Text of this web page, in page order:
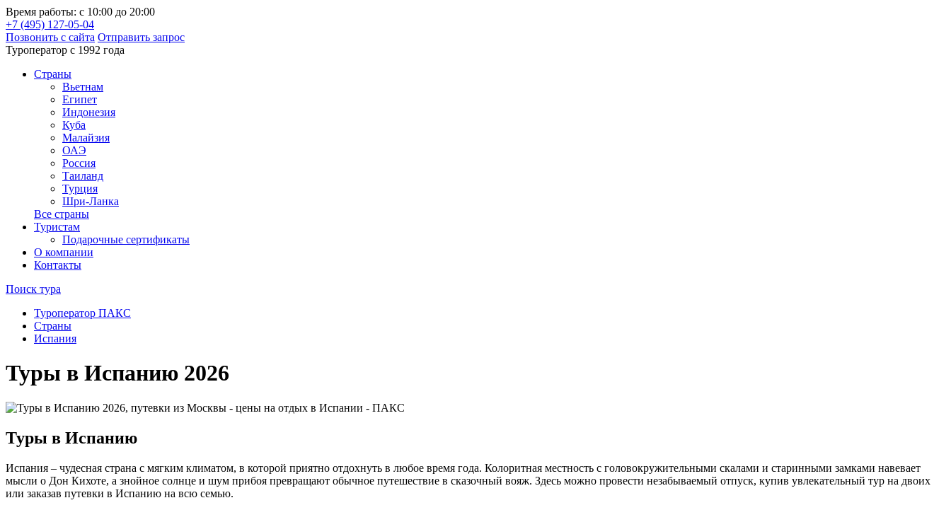
Время работы: с 10:00 до 20:00
+7 (495) 127-05-04
Позвонить с сайта Отправить запрос
Туроператор с 1992 года
Cтраны
Вьетнам
Египет
Индонезия
Куба
Малайзия
ОАЭ
Россия
Таиланд
Турция
Шри-Ланка
Все страны
Туристам
Подарочные сертификаты
О компании
Контакты
Поиск тура
Туроператор ПАКС
Cтраны
Испания
Туры в Испанию 2026
Туры в Испанию
Испания – чудесная страна с мягким климатом, в которой приятно отдохнуть в любое время года. Колоритная местность с головокружительными скалами и старинными замками навевает
мысли о Дон Кихоте, а знойное солнце и шум прибоя превращают обычное путешествие в сказочный вояж. Здесь можно провести незабываемый отпуск, купив увлекательный тур на двоих
или заказав путевки в Испанию на всю семью.